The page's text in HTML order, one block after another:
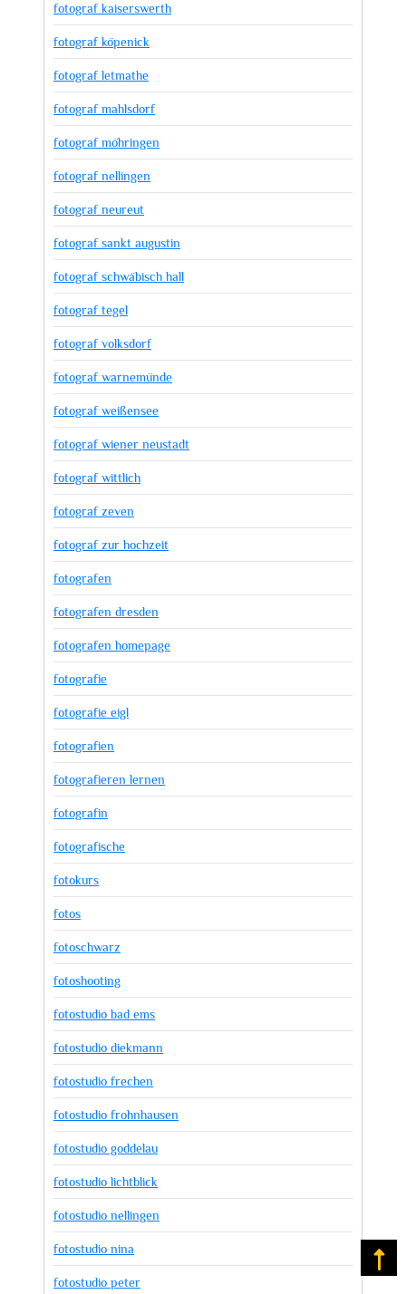
fotograf kaiserswerth
fotograf köpenick
fotograf letmathe
fotograf mahlsdorf
fotograf möhringen
fotograf nellingen
fotograf neureut
fotograf sankt augustin
fotograf schwäbisch hall
fotograf tegel
fotograf volksdorf
fotograf warnemünde
fotograf weißensee
fotograf wiener neustadt
fotograf wittlich
fotograf zeven
fotograf zur hochzeit
fotografen
fotografen dresden
fotografen homepage
fotografie
fotografie eigl
fotografien
fotografieren lernen
fotografin
fotografische
fotokurs
fotos
fotoschwarz
fotoshooting
fotostudio bad ems
fotostudio diekmann
fotostudio frechen
fotostudio frohnhausen
fotostudio goddelau
fotostudio lichtblick
fotostudio nellingen
fotostudio nina
fotostudio peter